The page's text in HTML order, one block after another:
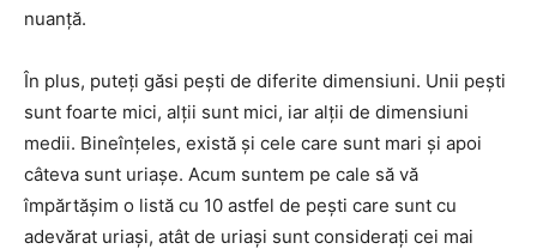
nuanță.
În plus, puteți găsi pești de diferite dimensiuni. Unii pești
sunt foarte mici, alții sunt mici, iar alții de dimensiuni
medii. Bineînțeles, există și cele care sunt mari și apoi
câteva sunt uriașe. Acum suntem pe cale să vă
împărtășim o listă cu 10 astfel de pești care sunt cu
adevărat uriași, atât de uriași sunt considerați cei mai